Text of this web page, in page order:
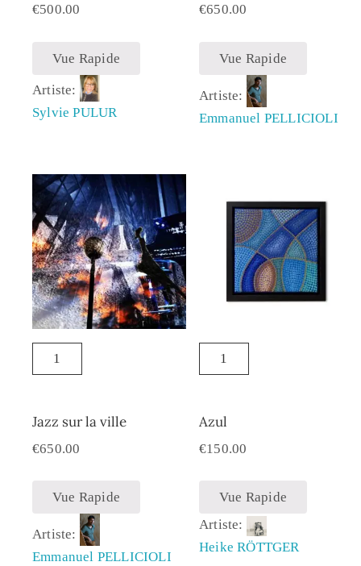
€500.00
Vue Rapide
Artiste:
Sylvie PULUR
€650.00
Vue Rapide
Artiste:
Emmanuel PELLICIOLI
Jazz sur la ville
€650.00
Vue Rapide
Artiste:
Emmanuel PELLICIOLI
Azul
€150.00
Vue Rapide
Artiste:
Heike RÖTTGER